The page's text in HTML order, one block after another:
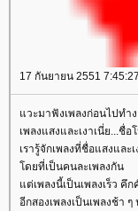
17 กันยายน 2551
วะมาฟังเพลงก่อนไปทำ
เพลงแสงและเงาเนี่ย...ชื่อ
เรารู้จักเพลงที่ชื่อแสงและ
ดยที่เป็นคนละเพลงกัน
ต่เพลงนี้เป็นเพลงเร็ว คึก
อีกสองเพลงเป็นเพลงช้า ๆ